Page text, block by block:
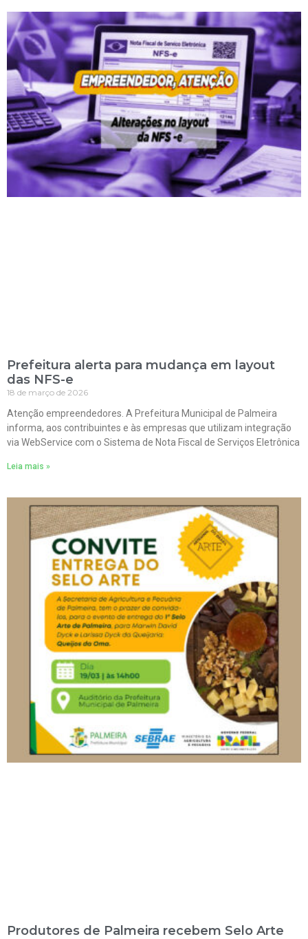
Prefeitura alerta para mudança em layout
das NFS-e
18 de março de 2026
Atenção empreendedores. A Prefeitura Municipal de Palmeira
informa, aos contribuintes e às empresas que utilizam integração
via WebService com o Sistema de Nota Fiscal de Serviços Eletrônica
Leia mais »
Produtores de Palmeira recebem Selo Arte